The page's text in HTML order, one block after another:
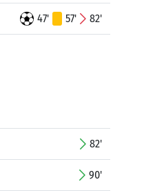
47' 57' 82'
82'
90'